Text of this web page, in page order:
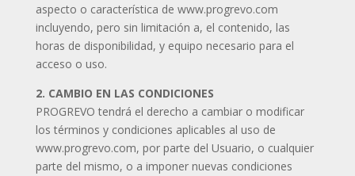
aspecto o característica de www.progrevo.com
incluyendo, pero sin limitación a, el contenido, las
horas de disponibilidad, y equipo necesario para el
acceso o uso.
2. CAMBIO EN LAS CONDICIONES
PROGREVO tendrá el derecho a cambiar o modificar
los términos y condiciones aplicables al uso de
www.progrevo.com, por parte del Usuario, o cualquier
parte del mismo, o a imponer nuevas condiciones